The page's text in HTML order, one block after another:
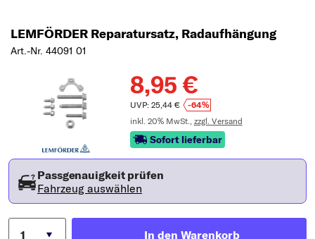
LEMFÖRDER Reparatursatz, Radaufhängung
Art.-Nr. 44091 01
8,95 €
UVP: 25,44 €
-64%
inkl. 20% MwSt., zzgl. Versand
Sofort lieferbar
Passgenauigkeit prüfen
Fahrzeug auswählen
In den Warenkorb